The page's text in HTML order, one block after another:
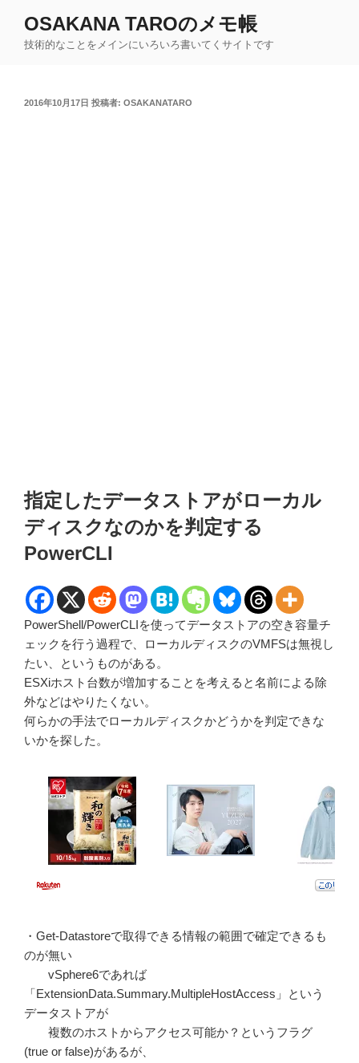
OSAKANA TAROのメモ帳
技術的なことをメインにいろいろ書いてくサイトです
投
2016年10月17日 投稿者: OSAKANATARO
指定したデータストアがローカル
ディスクなのかを判定する
PowerCLI
PowerShell/PowerCLIを使ってデータストアの空き容量チ
ェックを行う過程で、ローカルディスクのVMFSは無視し
たい、というものがある。
ESXiホスト台数が増加することを考えると名前による除
外などはやりたくない。
何らかの手法でローカルディスクかどうかを判定できな
いかを探した。
・Get-Datastoreで取得できる情報の範囲で確定できるも
のが無い
vSphere6であれば
「ExtensionData.Summary.MultipleHostAccess」という
データストアが
複数のホストからアクセス可能か？というフラグ
(true or false)があるが、